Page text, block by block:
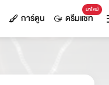
การ์ตูน
มาใหม่
ดรีมแชท